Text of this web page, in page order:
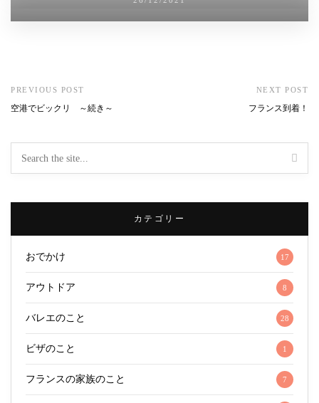
PREVIOUS POST
空港でビックリ ～続き～
NEXT POST
フランス到着！
カテゴリー
おでかけ 17
アウトドア 8
バレエのこと 28
ビザのこと 1
フランスの家族のこと 7